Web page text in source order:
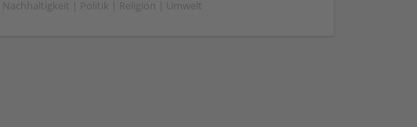
| Politik | Religion | Umwelt